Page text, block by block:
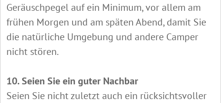
Geräuschpegel auf ein Minimum, vor allem am
frühen Morgen und am späten Abend, damit Sie
die natürliche Umgebung und andere Camper
nicht stören.
10. Seien Sie ein guter Nachbar
Seien Sie nicht zuletzt auch ein rücksichtsvoller